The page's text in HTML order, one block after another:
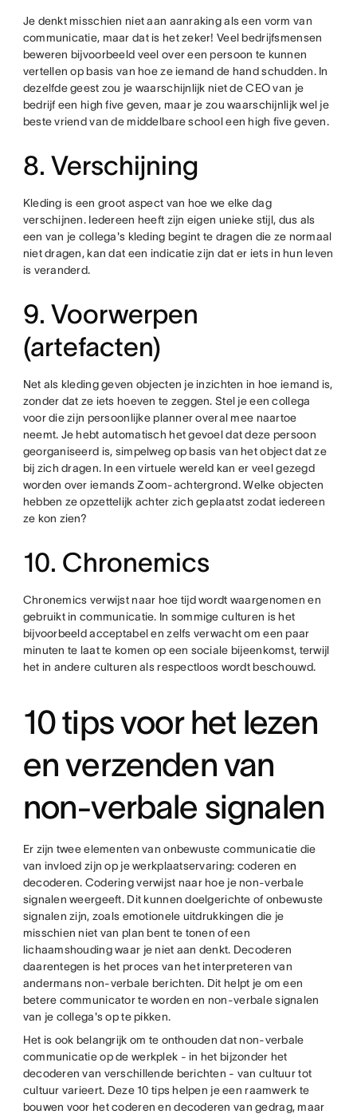
Je denkt misschien niet aan aanraking als een vorm van
communicatie, maar dat is het zeker! Veel bedrijfsmensen
beweren bijvoorbeeld veel over een persoon te kunnen
vertellen op basis van hoe ze iemand de hand schudden. In
dezelfde geest zou je waarschijnlijk niet de CEO van je
bedrijf een high five geven, maar je zou waarschijnlijk wel je
beste vriend van de middelbare school een high five geven.
8. Verschijning
Kleding is een groot aspect van hoe we elke dag
verschijnen. Iedereen heeft zijn eigen unieke stijl, dus als
een van je collega's kleding begint te dragen die ze normaal
niet dragen, kan dat een indicatie zijn dat er iets in hun leven
is veranderd.
9. Voorwerpen
(artefacten)
Net als kleding geven objecten je inzichten in hoe iemand is,
zonder dat ze iets hoeven te zeggen. Stel je een collega
voor die zijn persoonlijke planner overal mee naartoe
neemt. Je hebt automatisch het gevoel dat deze persoon
georganiseerd is, simpelweg op basis van het object dat ze
bij zich dragen. In een virtuele wereld kan er veel gezegd
worden over iemands Zoom-achtergrond. Welke objecten
hebben ze opzettelijk achter zich geplaatst zodat iedereen
ze kon zien?
10. Chronemics
Chronemics verwijst naar hoe tijd wordt waargenomen en
gebruikt in communicatie. In sommige culturen is het
bijvoorbeeld acceptabel en zelfs verwacht om een paar
minuten te laat te komen op een sociale bijeenkomst, terwijl
het in andere culturen als respectloos wordt beschouwd.
10 tips voor het lezen
en verzenden van
non-verbale signalen
Er zijn twee elementen van onbewuste communicatie die
van invloed zijn op je werkplaatservaring: coderen en
decoderen. Codering verwijst naar hoe je non-verbale
signalen weergeeft. Dit kunnen doelgerichte of onbewuste
signalen zijn, zoals emotionele uitdrukkingen die je
misschien niet van plan bent te tonen of een
lichaamshouding waar je niet aan denkt. Decoderen
daarentegen is het proces van het interpreteren van
andermans non-verbale berichten. Dit helpt je om een
betere communicator te worden en non-verbale signalen
van je collega's op te pikken.
Het is ook belangrijk om te onthouden dat non-verbale
communicatie op de werkplek - in het bijzonder het
decoderen van verschillende berichten - van cultuur tot
cultuur varieert. Deze 10 tips helpen je een raamwerk te
bouwen voor het coderen en decoderen van gedrag, maar